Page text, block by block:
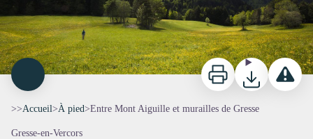
ImprimerTéléchargerSignaler
>>Accueil>À pied>Entre Mont Aiguille et murailles de Gresse
Gresse-en-Vercors